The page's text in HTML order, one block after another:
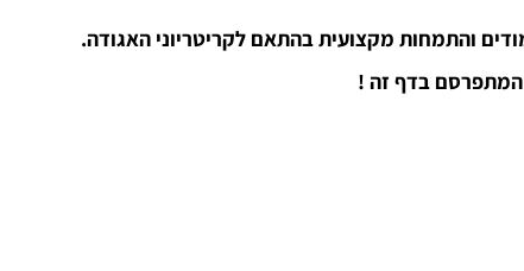
והתמחות מקצועית בהתאם לקריטריוני האגודה.
המתפרסם בדף זה !